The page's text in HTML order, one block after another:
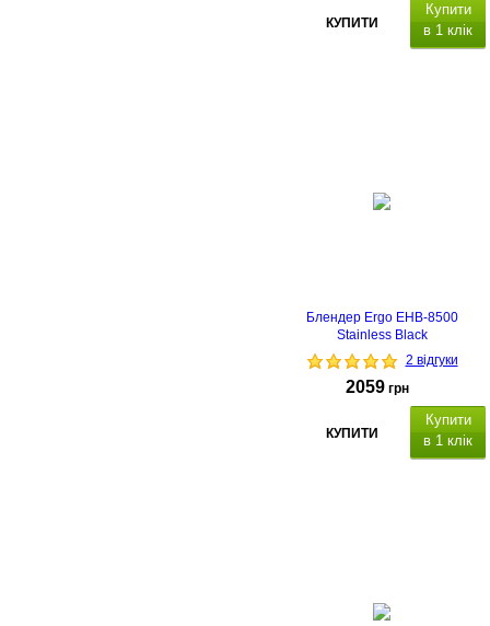
КУПИТИ
Купити
в 1 клік
Блендер Ergo EHB-8500
Stainless Black
2 відгуки
2059 грн
КУПИТИ
Купити
в 1 клік